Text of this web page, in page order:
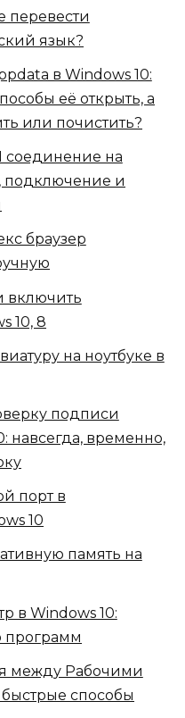
перевести
язык?
в Windows 10:
её открыть, а
или почистить?
соединение на
подключение и
браузер
включить
10, 8
на ноутбуке в
подписи
навсегда, временно,
порт в
10
память на
в Windows 10:
между Рабочими
быстрые способы